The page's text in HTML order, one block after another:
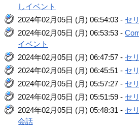
しイベント
2024年02月05日 (月) 06:54:03 - セ
2024年02月05日 (月) 06:53:53 -
イベント
2024年02月05日 (月) 06:47:57 - セ
2024年02月05日 (月) 06:45:51 - セ
2024年02月05日 (月) 05:57:27 - セ
2024年02月05日 (月) 05:51:59 - セ
2024年02月05日 (月) 05:48:31 - セ
会話